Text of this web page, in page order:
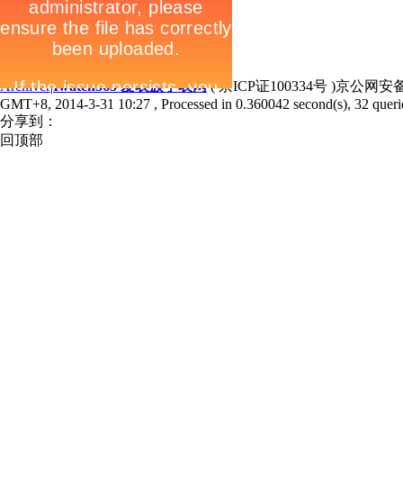
Archiver|Iwatch365 爱表族手表网( 京ICP证100334号 )京公网安
GMT+8, 2014-3-31 10:27 , Processed in 0.360042 second(s), 32
分享到：
回顶部